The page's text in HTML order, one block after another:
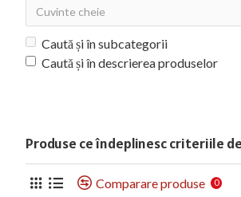
Caută și în subcategorii
Caută și în descrierea produselor
Produse ce îndeplinesc criteriile
Comparare produse 0